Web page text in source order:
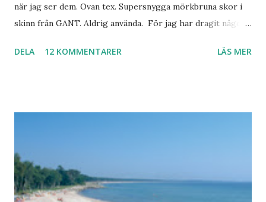
när jag ser dem. Ovan tex. Supersnygga mörkbruna skor i
skinn från GANT. Aldrig använda. För jag har dragit någon
sköna. Stilrena. Snygga. Jag har sorterat ut klänningar som
Rester med några tjejkompisar. Ska bli underbart. Men det
behöver jag nog inte säga.
DELA 12 KOMMENTARER LÄS MER